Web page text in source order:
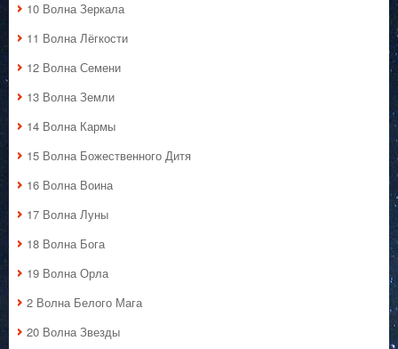
10 Волна Зеркала
11 Волна Лёгкости
12 Волна Семени
13 Волна Земли
14 Волна Кармы
15 Волна Божественного Дитя
16 Волна Воина
17 Волна Луны
18 Волна Бога
19 Волна Орла
2 Волна Белого Мага
20 Волна Звезды